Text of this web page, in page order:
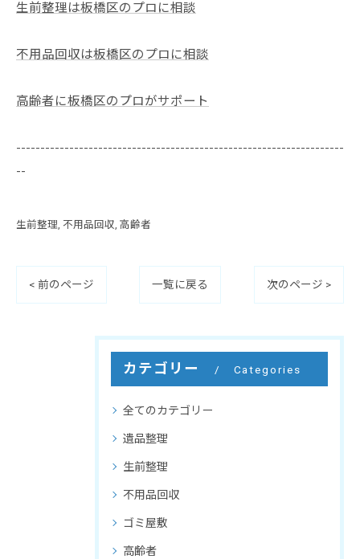
生前整理は板橋区のプロに相談
不用品回収は板橋区のプロに相談
高齢者に板橋区のプロがサポート
--------------------------------------------------------------------
--
生前整理 不用品回収 高齢者
< 前のページ 一覧に戻る 次のページ >
カテゴリー Categories
全てのカテゴリー
遺品整理
生前整理
不用品回収
ゴミ屋敷
高齢者